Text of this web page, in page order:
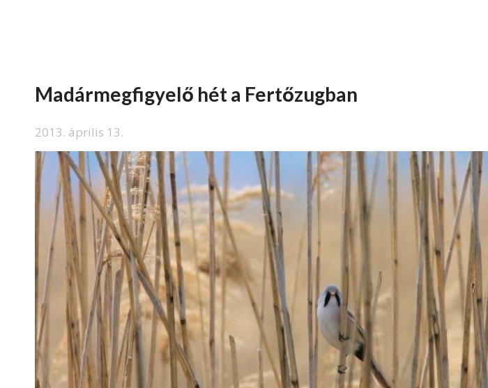
Madármegfigyelő hét a Fertőzugban
2013. április 13.